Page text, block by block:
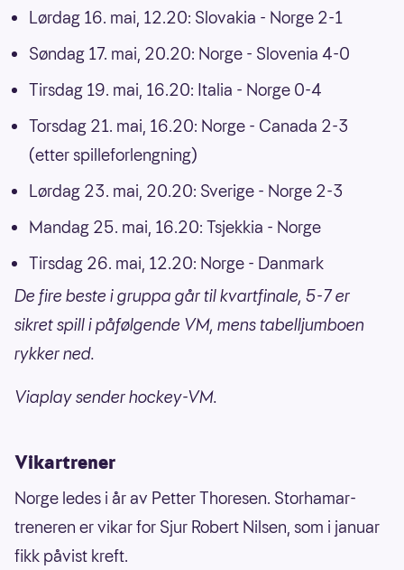
Lørdag 16. mai, 12.20: Slovakia - Norge 2-1
Søndag 17. mai, 20.20: Norge - Slovenia 4-0
Tirsdag 19. mai, 16.20: Italia - Norge 0-4
Torsdag 21. mai, 16.20: Norge - Canada 2-3
(etter spilleforlengning)
Lørdag 23. mai, 20.20: Sverige - Norge 2-3
Mandag 25. mai, 16.20: Tsjekkia - Norge
Tirsdag 26. mai, 12.20: Norge - Danmark
De fire beste i gruppa går til kvartfinale, 5-7 er
sikret spill i påfølgende VM, mens tabelljumboen
rykker ned.
Viaplay sender hockey-VM.
Vikartrener
Norge ledes i år av Petter Thoresen. Storhamar-
treneren er vikar for Sjur Robert Nilsen, som i januar
fikk påvist kreft.